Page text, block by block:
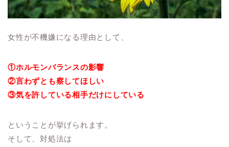
女性が不機嫌になる理由として、
①ホルモンバランスの影響
②言わずとも察してほしい
③気を許している相手だけにしている
ということが挙げられます。
そして、対処法は